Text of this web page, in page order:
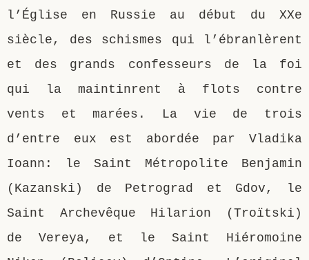
l’Église en Russie au début du XXe
siècle, des schismes qui l’ébranlèrent
et des grands confesseurs de la foi
qui la maintinrent à flots contre
vents et marées. La vie de trois
d’entre eux est abordée par Vladika
Ioann: le Saint Métropolite Benjamin
(Kazanski) de Petrograd et Gdov, le
Saint Archevêque Hilarion (Troïtski)
de Vereya, et le Saint Hiéromoine